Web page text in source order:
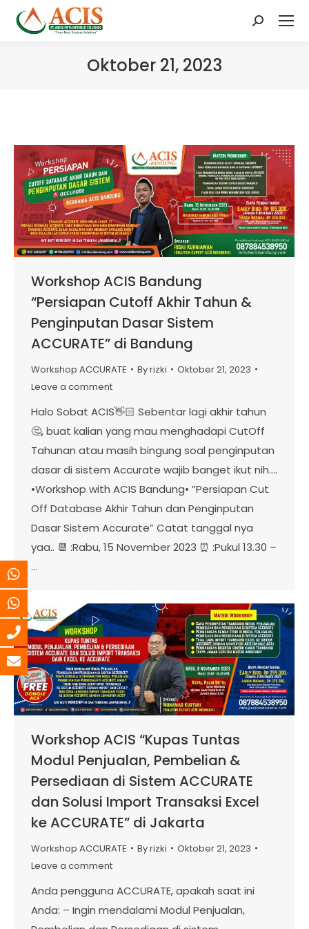
Search:
Oktober 21, 2023
Workshop ACIS Bandung
“Persiapan Cutoff Akhir Tahun &
Penginputan Dasar Sistem
ACCURATE” di Bandung
Workshop ACCURATE Byrizki
Oktober 21, 2023
Leave a comment
Halo Sobat ACIS👋🏻 Sebentar lagi akhir tahun
🤔, buat kalian yang mau menghadapi CutOff
Tahunan atau masih bingung soal penginputan
dasar di sistem Accurate wajib banget ikut nih….
•Workshop with ACIS Bandung• ”Persiapan Cut
Off Database Akhir Tahun dan Penginputan
Dasar Sistem Accurate” Catat tanggal nya
yaa.. 📆 :Rabu, 15 November 2023 ⏰ :Pukul 13.30 –
…
Workshop ACIS “Kupas Tuntas
Modul Penjualan, Pembelian &
Persediaan di Sistem ACCURATE
dan Solusi Import Transaksi Excel
ke ACCURATE” di Jakarta
Workshop ACCURATE Byrizki
Oktober 21, 2023
Leave a comment
Anda pengguna ACCURATE, apakah saat ini
Anda: – Ingin mendalami Modul Penjualan,